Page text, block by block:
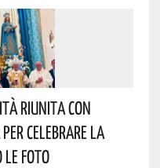
Riunita Con
Celebrare La
Le Foto